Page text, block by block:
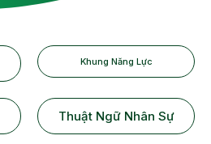
Khung Năng Lực
Thuật Ngữ Nhân Sự